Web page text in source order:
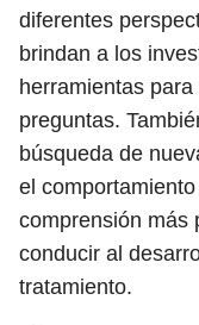
diferentes
brindan a los
herramientas
preguntas.
búsqueda de
el
comprensión más
conducir al
tratamiento.